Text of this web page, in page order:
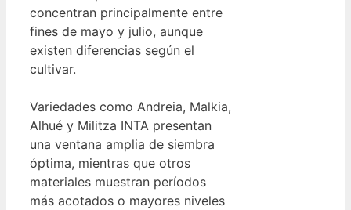
concentran principalmente entre
fines de mayo y julio, aunque
existen diferencias según el
cultivar.
Variedades como Andreia, Malkia,
Alhué y Militza INTA presentan
una ventana amplia de siembra
óptima, mientras que otros
materiales muestran períodos
más acotados o mayores niveles